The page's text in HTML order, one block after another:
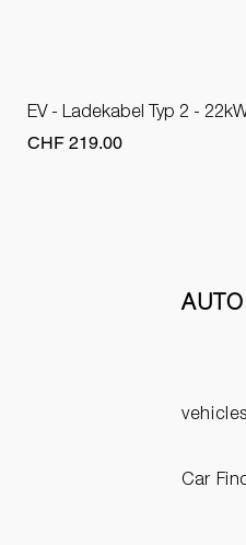
EV - Ladekabel Typ 2 -
Price
CHF 219.00
vehicles
Car